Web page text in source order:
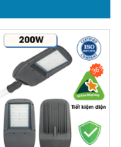
cường lực bảo vệ đèn
Hoàng Quốc Bảo -
không phát tia tử
ASEAN 2019
36%